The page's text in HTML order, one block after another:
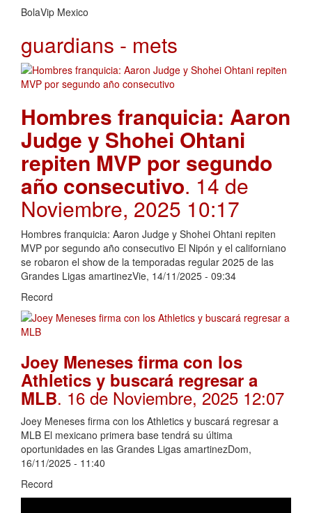
BolaVip Mexico
guardians - mets
Hombres franquicia: Aaron
Judge y Shohei Ohtani
repiten MVP por segundo
año consecutivo. 14 de
Noviembre, 2025 10:17
Hombres franquicia: Aaron Judge y Shohei Ohtani repiten
MVP por segundo año consecutivo El Nipón y el californiano
se robaron el show de la temporadas regular 2025 de las
Grandes Ligas amartinezVie, 14/11/2025 - 09:34
Record
Joey Meneses firma con los
Athletics y buscará regresar a
MLB. 16 de Noviembre, 2025 12:07
Joey Meneses firma con los Athletics y buscará regresar a
MLB El mexicano primera base tendrá su última
oportunidades en las Grandes Ligas amartinezDom,
16/11/2025 - 11:40
Record